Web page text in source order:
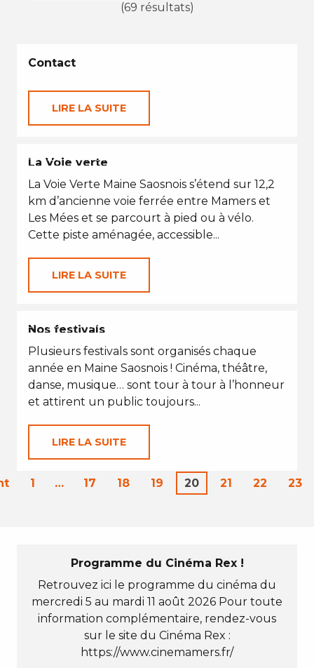
(69 résultats)
Contact
LIRE LA SUITE
PETITES VACANCES
La Voie verte
La Voie Verte Maine Saosnois s’étend sur 12,2
km d’ancienne voie ferrée entre Mamers et
Les Mées et se parcourt à pied ou à vélo.
Cette piste aménagée, accessible...
LIRE LA SUITE
EN TOUTES SAISONS
Nos festivals
Plusieurs festivals sont organisés chaque
année en Maine Saosnois ! Cinéma, théâtre,
danse, musique… sont tour à tour à l’honneur
et attirent un public toujours...
LIRE LA SUITE
1 … 17 18 19 20 21 22 23
Programme du Cinéma Rex !
Retrouvez ici le programme du cinéma du
mercredi 5 au mardi 11 août 2026 Pour toute
information complémentaire, rendez-vous
sur le site du Cinéma Rex :
https://www.cinemamers.fr/